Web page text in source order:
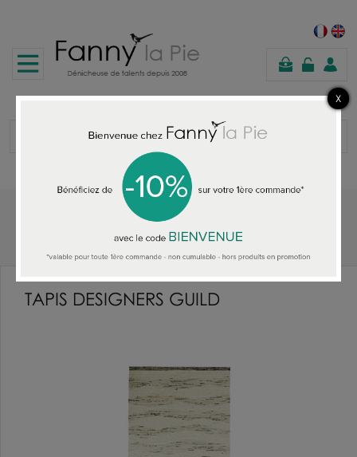
panier
TAPIS DESIGNERS GUILD
TAPIS DESIGNERS GUILD